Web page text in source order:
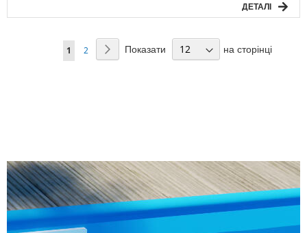
ДЕТАЛІ
Сторінка
You're
1 Сторінка
2 Сторінка
Наступний
Показати на сторінці